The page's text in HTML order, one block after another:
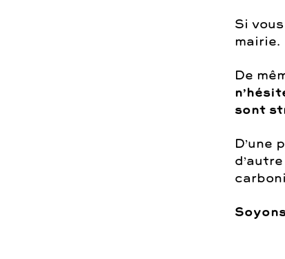
Si
mairie.
De
sont
D’une